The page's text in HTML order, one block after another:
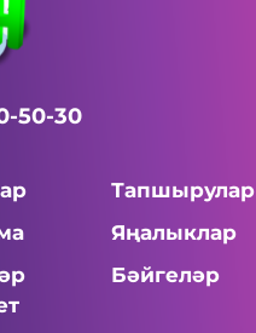
50-30
Тапшырулар
Яңалыклар
Бәйгеләр